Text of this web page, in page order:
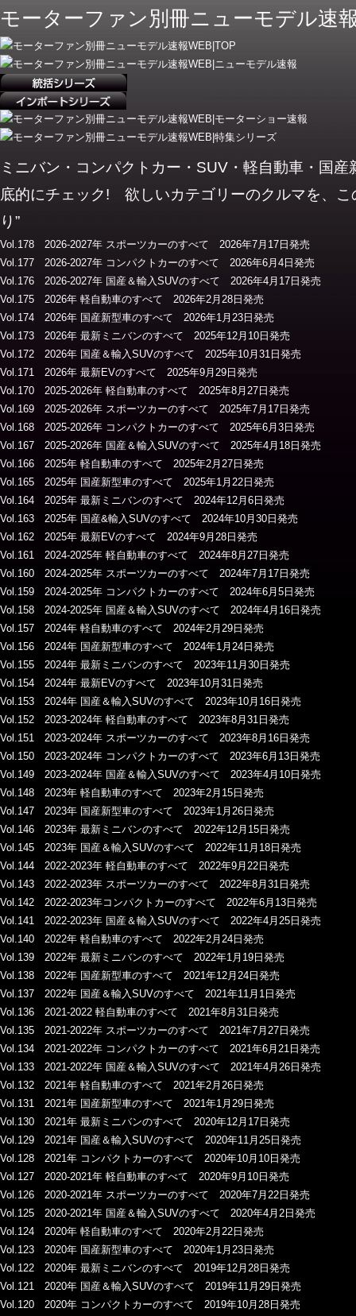
モーターファン別冊ニューモデル速
ミニバン・コンパクトカー・SUV・軽自動車・国
底的にチェック! 欲しいカテゴリーのクルマを、こ
り”
Vol.178 2026-2027年 スポーツカーのすべて 2026年7月17日発売
Vol.177 2026-2027年 コンパクトカーのすべて 2026年6月4日発売
Vol.176 2026-2027年 国産＆輸入SUVのすべて 2026年4月17日発売
Vol.175 2026年 軽自動車のすべて 2026年2月28日発売
Vol.174 2026年 国産新型車のすべて 2026年1月23日発売
Vol.173 2026年 最新ミニバンのすべて 2025年12月10日発売
Vol.172 2026年 国産＆輸入SUVのすべて 2025年10月31日発売
Vol.171 2026年 最新EVのすべて 2025年9月29日発売
Vol.170 2025-2026年 軽自動車のすべて 2025年8月27日発売
Vol.169 2025-2026年 スポーツカーのすべて 2025年7月17日発売
Vol.168 2025-2026年 コンパクトカーのすべて 2025年6月3日発売
Vol.167 2025-2026年 国産＆輸入SUVのすべて 2025年4月18日発売
Vol.166 2025年 軽自動車のすべて 2025年2月27日発売
Vol.165 2025年 国産新型車のすべて 2025年1月22日発売
Vol.164 2025年 最新ミニバンのすべて 2024年12月6日発売
Vol.163 2025年 国産&輸入SUVのすべて 2024年10月30日発売
Vol.162 2025年 最新EVのすべて 2024年9月28日発売
Vol.161 2024-2025年 軽自動車のすべて 2024年8月27日発売
Vol.160 2024-2025年 スポーツカーのすべて 2024年7月17日発売
Vol.159 2024-2025年 コンパクトカーのすべて 2024年6月5日発売
Vol.158 2024-2025年 国産＆輸入SUVのすべて 2024年4月16日発売
Vol.157 2024年 軽自動車のすべて 2024年2月29日発売
Vol.156 2024年 国産新型車のすべて 2024年1月24日発売
Vol.155 2024年 最新ミニバンのすべて 2023年11月30日発売
Vol.154 2024年 最新EVのすべて 2023年10月31日発売
Vol.153 2024年 国産＆輸入SUVのすべて 2023年10月16日発売
Vol.152 2023-2024年 軽自動車のすべて 2023年8月31日発売
Vol.151 2023-2024年 スポーツカーのすべて 2023年8月16日発売
Vol.150 2023-2024年 コンパクトカーのすべて 2023年6月13日発売
Vol.149 2023-2024年 国産＆輸入SUVのすべて 2023年4月10日発売
Vol.148 2023年 軽自動車のすべて 2023年2月15日発売
Vol.147 2023年 国産新型車のすべて 2023年1月26日発売
Vol.146 2023年 最新ミニバンのすべて 2022年12月15日発売
Vol.145 2023年 国産＆輸入SUVのすべて 2022年11月18日発売
Vol.144 2022-2023年 軽自動車のすべて 2022年9月22日発売
Vol.143 2022-2023年 スポーツカーのすべて 2022年8月31日発売
Vol.142 2022-2023年コンパクトカーのすべて 2022年6月13日発売
Vol.141 2022-2023年 国産＆輸入SUVのすべて 2022年4月25日発売
Vol.140 2022年 軽自動車のすべて 2022年2月24日発売
Vol.139 2022年 最新ミニバンのすべて 2022年1月19日発売
Vol.138 2022年 国産新型車のすべて 2021年12月24日発売
Vol.137 2022年 国産＆輸入SUVのすべて 2021年11月1日発売
Vol.136 2021-2022 軽自動車のすべて 2021年8月31日発売
Vol.135 2021-2022年 スポーツカーのすべて 2021年7月27日発売
Vol.134 2021-2022年 コンパクトカーのすべて 2021年6月21日発売
Vol.133 2021-2022年 国産＆輸入SUVのすべて 2021年4月26日発売
Vol.132 2021年 軽自動車のすべて 2021年2月26日発売
Vol.131 2021年 国産新型車のすべて 2021年1月29日発売
Vol.130 2021年 最新ミニバンのすべて 2020年12月17日発売
Vol.129 2021年 国産＆輸入SUVのすべて 2020年11月25日発売
Vol.128 2021年 コンパクトカーのすべて 2020年10月10日発売
Vol.127 2020-2021年 軽自動車のすべて 2020年9月10日発売
Vol.126 2020-2021年 スポーツカーのすべて 2020年7月22日発売
Vol.125 2020-2021年 国産＆輸入SUVのすべて 2020年4月2日発売
Vol.124 2020年 軽自動車のすべて 2020年2月22日発売
Vol.123 2020年 国産新型車のすべて 2020年1月23日発売
Vol.122 2020年 最新ミニバンのすべて 2019年12月28日発売
Vol.121 2020年 国産＆輸入SUVのすべて 2019年11月29日発売
Vol.120 2020年 コンパクトカーのすべて 2019年10月28日発売